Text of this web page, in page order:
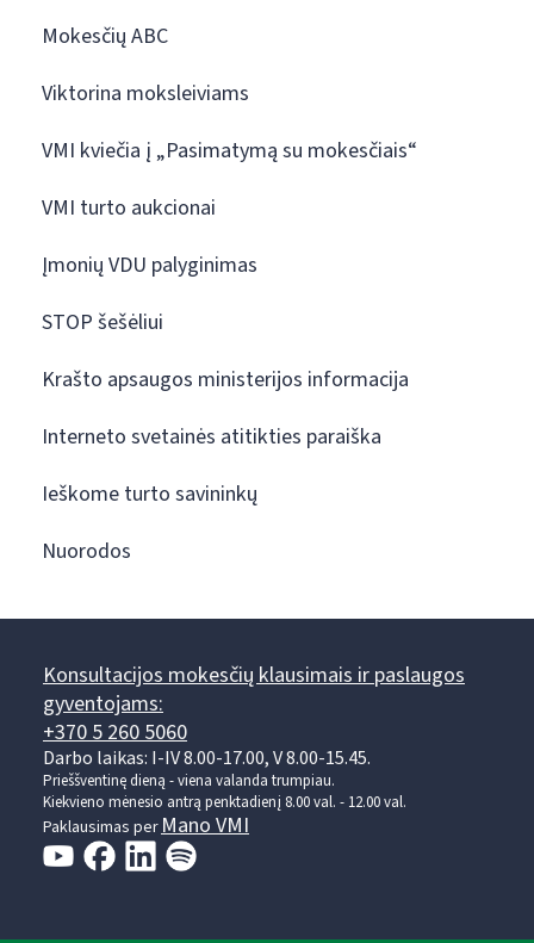
Mokesčių ABC
Viktorina moksleiviams
VMI kviečia į „Pasimatymą su mokesčiais“
VMI turto aukcionai
Įmonių VDU palyginimas
STOP šešėliui
Krašto apsaugos ministerijos informacija
Interneto svetainės atitikties paraiška
Ieškome turto savininkų
Nuorodos
Konsultacijos mokesčių klausimais ir paslaugos
gyventojams:
+370 5 260 5060
Darbo laikas: I-IV 8.00-17.00, V 8.00-15.45.
Prieššventinę dieną - viena valanda trumpiau.
Kiekvieno mėnesio antrą penktadienį 8.00 val. - 12.00 val.
Paklausimas per Mano VMI